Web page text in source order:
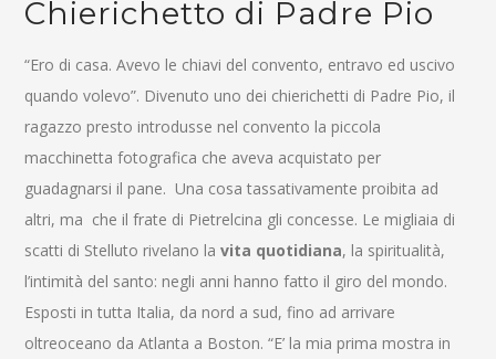
Chierichetto di Padre Pio
“Ero di casa. Avevo le chiavi del convento, entravo ed uscivo
quando volevo”. Divenuto uno dei chierichetti di Padre Pio, il
ragazzo presto introdusse nel convento la piccola
macchinetta fotografica che aveva acquistato per
guadagnarsi il pane. Una cosa tassativamente proibita ad
altri, ma che il frate di Pietrelcina gli concesse. Le migliaia di
scatti di Stelluto rivelano lavita quotidiana, la spiritualità,
l’intimità del santo: negli anni hanno fatto il giro del mondo.
Esposti in tutta Italia, da nord a sud, fino ad arrivare
oltreoceano da Atlanta a Boston. “E’ la mia prima mostra in